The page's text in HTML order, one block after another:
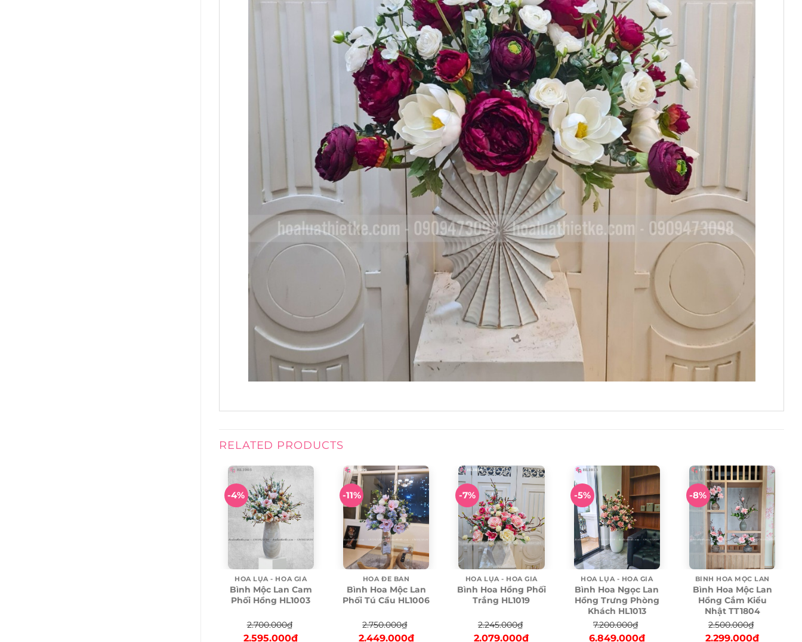
RELATED PRODUCTS
-4%
HOA LỤA - HOA GIẢ
Bình Mộc Lan Cam
Phối Hồng HL1003
2.700.000₫
Original
2.595.000₫Current
-11%
HOA ĐỂ BÀN
Bình Hoa Mộc Lan
Phối Tú Cầu HL1006
2.750.000₫
Original
2.449.000₫Current
-7%
HOA LỤA - HOA GIẢ
Bình Hoa Hồng Phối
Trắng HL1019
2.245.000₫
Original
2.079.000₫Current
-5%
HOA LỤA - HOA GIẢ
Bình Hoa Ngọc Lan
Hồng Trưng Phòng
Khách HL1013
7.200.000₫
Original
6.849.000₫Current
-8%
BÌNH HOA MỘC LAN
Bình Hoa Mộc Lan
Hồng Cắm Kiểu
Nhật TT1804
2.500.000₫
Original
2.299.000₫Current